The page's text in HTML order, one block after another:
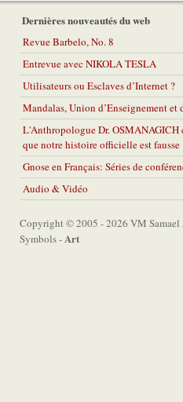
Dernières nouveautés du web
Revue Barbelo, No. 8
Entrevue avec NIKOLA TESLA
Utilisateurs ou Esclaves d’Internet ?
Mandalas, Union d’Enseignement et
L'Anthropologue Dr. OSMANAGICH
que notre histoire officielle est fausse
Gnose en Français: Séries de
Audio & Vidéo
Copyright © 2005 - 2026 VM
Symbols -Art